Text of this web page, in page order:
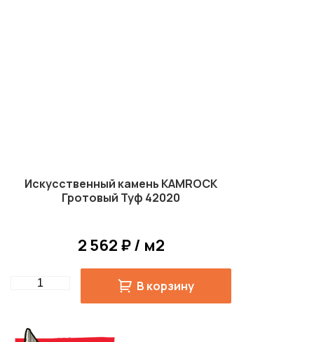
Искусственный камень KAMROCK
Гротовый Туф 42020
2 562 ₽ / м2
Quantity В корзину